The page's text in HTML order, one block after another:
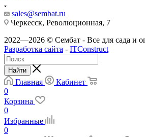
sales@sembat.ru
Черкесск, Революционная, 7
2022—2026 © Сембат - Все для сада и
Разработка сайта - ITConstruct
Найти
Главная
Кабинет
0
Корзина
0
Избранные
0